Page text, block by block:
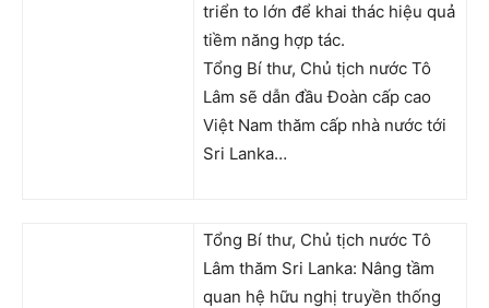
triển to lớn để khai thác hiệu quả
tiềm năng hợp tác.
Tổng Bí thư, Chủ tịch nước Tô
Lâm sẽ dẫn đầu Đoàn cấp cao
Việt Nam thăm cấp nhà nước tới
Sri Lanka…
Tổng Bí thư, Chủ tịch nước Tô
Lâm thăm Sri Lanka: Nâng tầm
quan hệ hữu nghị truyền thống